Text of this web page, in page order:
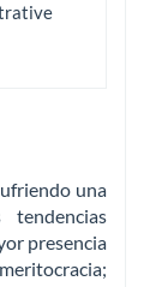
una
presencia